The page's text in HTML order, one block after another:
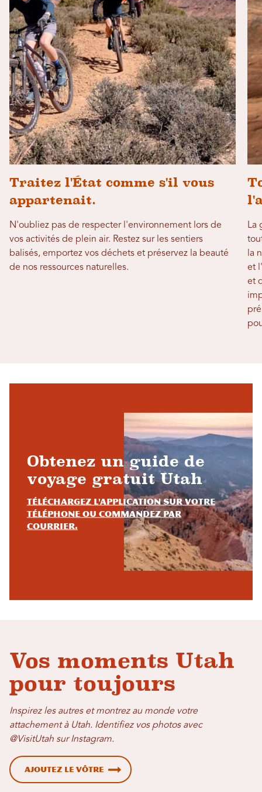
Traitez l'État comme s'il vous
appartenait.
N'oubliez pas de respecter l'environnement lors de
vos activités de plein air. Restez sur les sentiers
balisés, emportez vos déchets et préservez la beauté
de nos ressources naturelles.
La
la
et
et
Obtenez un guide de
voyage gratuit Utah
Téléchargez l'application sur votre
téléphone ou commandez par
courrier.
Vos moments Utah
pour toujours
Inspirez les autres et montrez au monde votre
attachement à Utah. Identifiez vos photos avec
@VisitUtah sur Instagram.
Ajoutez le vôtre